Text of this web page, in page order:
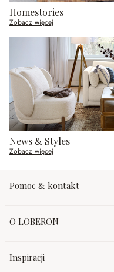
Homestories
Zobacz więcej
News & Styles
Zobacz więcej
Pomoc & kontakt
O LOBERON
Inspiracji